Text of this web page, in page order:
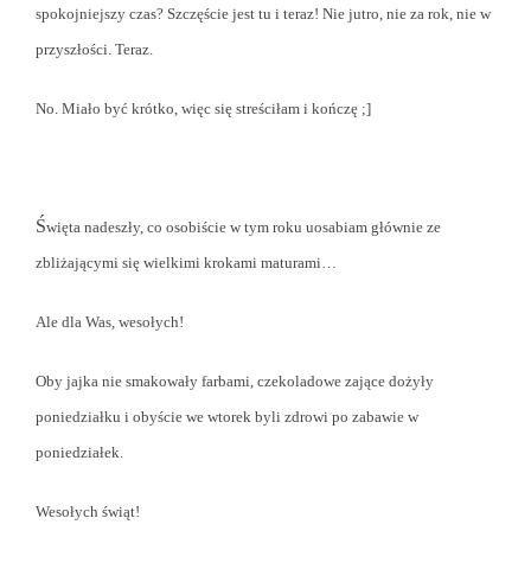
spokojniejszy czas? Szczęście jest tu i teraz! Nie jutro, nie za rok, nie w
przyszłości. Teraz.
No. Miało być krótko, więc się streściłam i kończę ;]
Święta nadeszły, co osobiście w tym roku uosabiam głównie ze
zbliżającymi się wielkimi krokami maturami…
Ale dla Was, wesołych!
Oby jajka nie smakowały farbami, czekoladowe zające dożyły
poniedziałku i obyście we wtorek byli zdrowi po zabawie w
poniedziałek.
Wesołych świąt!